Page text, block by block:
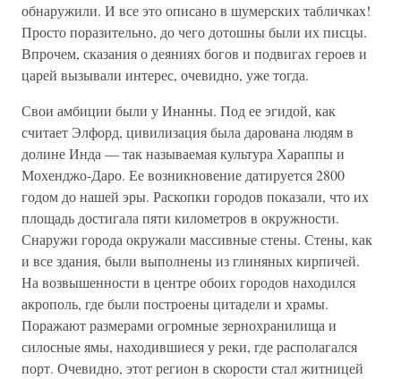
обнаружили. И все это описано в шумерских табличках!
Просто поразительно, до чего дотошны были их писцы.
Впрочем, сказания о деяниях богов и подвигах героев и
царей вызывали интерес, очевидно, уже тогда.
Свои амбиции были у Инанны. Под ее эгидой, как
считает Элфорд, цивилизация была дарована людям в
долине Инда — так называемая культура Хараппы и
Мохенджо-Даро. Ее возникновение датируется 2800
годом до нашей эры. Раскопки городов показали, что их
площадь достигала пяти километров в окружности.
Снаружи города окружали массивные стены. Стены, как
и все здания, были выполнены из глиняных кирпичей.
На возвышенности в центре обоих городов находился
акрополь, где были построены цитадели и храмы.
Поражают размерами огромные зернохранилища и
силосные ямы, находившиеся у реки, где располагался
порт. Очевидно, этот регион в скорости стал житницей